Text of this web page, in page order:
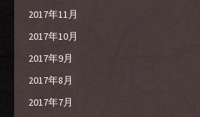
2017年11月
2017年10月
2017年9月
2017年8月
2017年7月